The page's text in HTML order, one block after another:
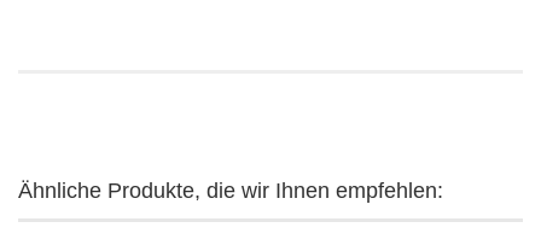
Ähnliche Produkte, die wir Ihnen empfehlen: